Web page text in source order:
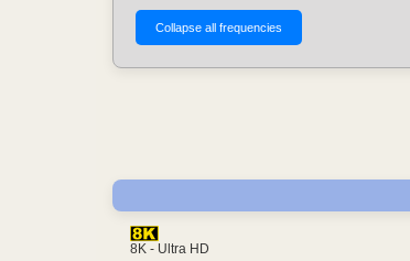
8K - Ultra HD